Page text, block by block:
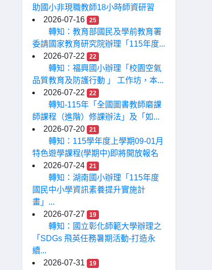
助國小非現職教師18小時師資研習
2026-07-16
25
轉知：教育部國民及學前教育署
委請國家教育研究院辦理「115年度...
2026-07-22
22
轉知：福興國小辦理「校園空氣
品質教育及防護行動 」 工作坊，本...
2026-07-22
22
轉知-115年「全國圖書教師磨課
師課程（進階）修課辦法」及「如...
2026-07-20
21
轉知：115學年度上學期09-01月
特色遊學課程(學期中)即將開放報名
2026-07-24
21
轉知：湖南國小辦理「115年度
國民中小學資訊素養提升實施計
畫」...
2026-07-27
19
轉知：國立彰化師範大學辦理之
「SDGs 飛英任務暑期活動-打造永
續...
2026-07-31
19